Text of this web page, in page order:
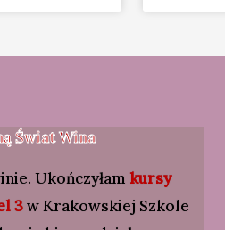
Świat Wina
Ukończyłam kursy
3w Krakowskiej Szkole